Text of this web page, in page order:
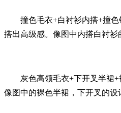
撞色毛衣+白衬衫内搭+撞色
搭出高级感。像图中内搭白衬衫
灰色高领毛衣+下开叉半裙+裸
像图中的裸色半裙，下开叉的设